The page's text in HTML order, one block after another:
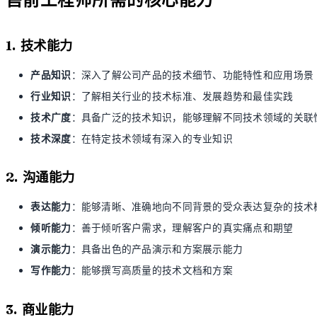
1. 技术能力
产品知识 ：深入了解公司产品的技术细节、功能特性和应用场景
行业知识 ：了解相关行业的技术标准、发展趋势和最佳实践
技术广度：具备广泛的技术知识，能够理解不同技术领域的关联
技术深度：在特定技术领域有深入的专业知识
2. 沟通能力
表达能力 ：能够清晰、准确地向不同背景的受众表达复杂的技术
倾听能力 ：善于倾听客户需求，理解客户的真实痛点和期望
演示能力 ：具备出色的产品演示和方案展示能力
写作能力 ：能够撰写高质量的技术文档和方案
3. 商业能力